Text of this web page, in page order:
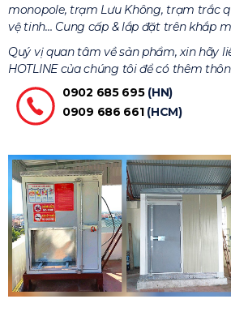
monopole, trạm Lưu Không, trạm trắc
vệ tinh… Cung cấp & lắp đặt trên khắp
Quý vị quan tâm về sản phẩm, xin hãy
HOTLINE của chúng tôi để có thêm
0902 685 695(HN)
0909 686 661(HCM)